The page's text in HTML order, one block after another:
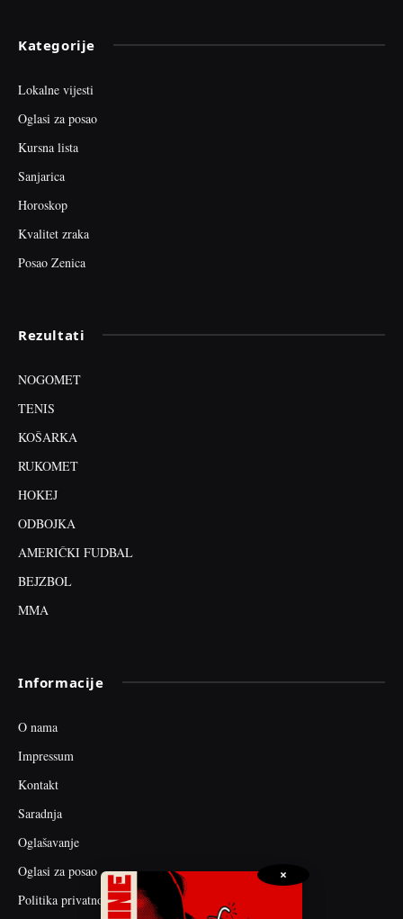
Kategorije
Lokalne vijesti
Oglasi za posao
Kursna lista
Sanjarica
Horoskop
Kvalitet zraka
Posao Zenica
Rezultati
NOGOMET
TENIS
KOŠARKA
RUKOMET
HOKEJ
ODBOJKA
AMERIČKI FUDBAL
BEJZBOL
MMA
Informacije
O nama
Impressum
Kontakt
Saradnja
Oglašavanje
Oglasi za posao
Politika privatnosti
×